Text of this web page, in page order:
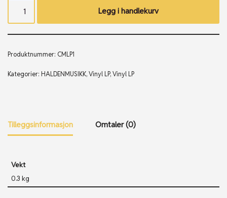
Legg i handlekurv
Produktnummer: CMLP1
Kategorier: HALDENMUSIKK,Vinyl LP,Vinyl LP
Tilleggsinformasjon Omtaler (0)
Vekt
0.3 kg